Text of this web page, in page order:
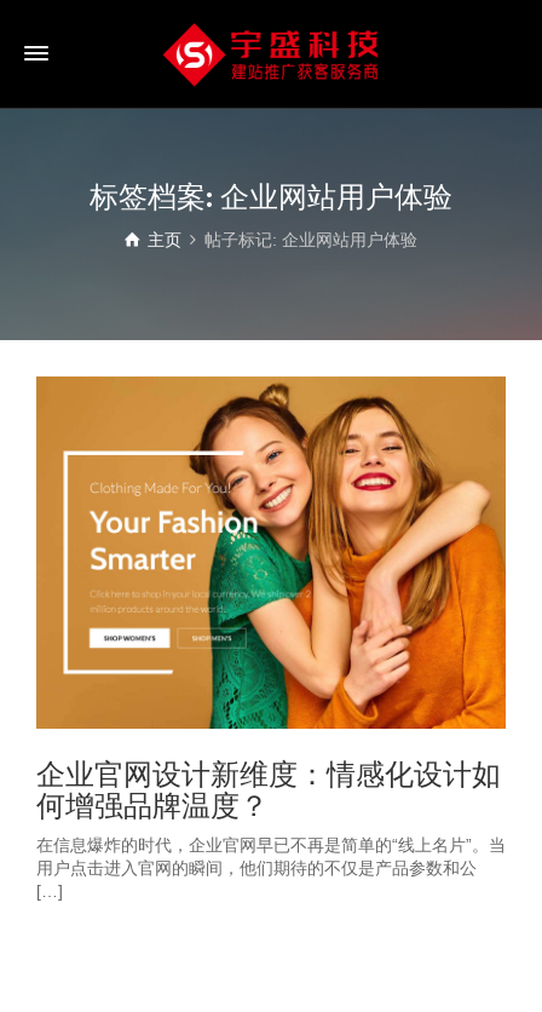
标签档案: 企业网站用户体验
主页 帖子标记: 企业网站用户体验
企业官网设计新维度：情感化设计如
何增强品牌温度？
在信息爆炸的时代，企业官网早已不再是简单的“线上名片”。当
用户点击进入官网的瞬间，他们期待的不仅是产品参数和公
[…]